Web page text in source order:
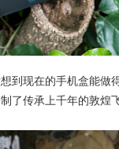
到现在的手机盒能
了传承上千年的敦